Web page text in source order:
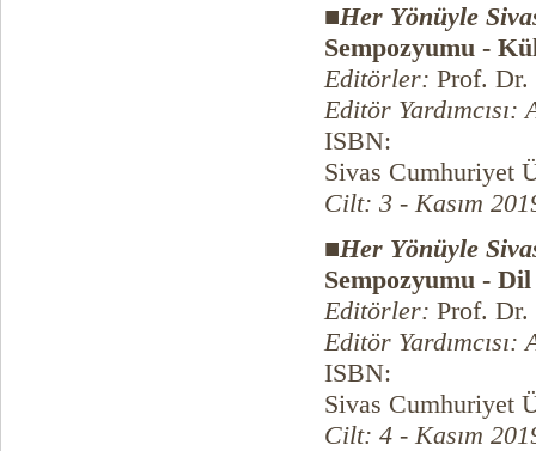
■Her Yönüyle
Sempozyumu -
Editörler: Prof. Dr.
Editör
ISBN:
Sivas Cumhuriyet
Cilt: 3 - Kasım
■Her Yönüyle
Sempozyumu -
Editörler: Prof. Dr.
Editör
ISBN:
Sivas Cumhuriyet
Cilt: 4 - Kasım